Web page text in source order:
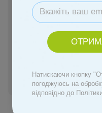
Увійтидля
Натискаючи кнопку
погоджуюсь на
відповідно до